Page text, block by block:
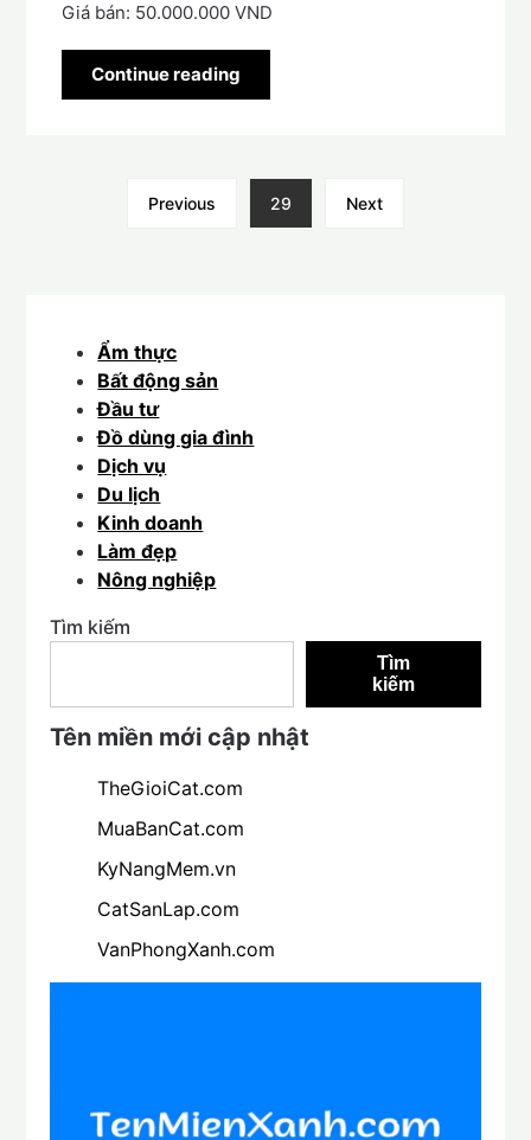
Giá bán: 50.000.000 VND
Continue reading
Previous 29 Next
Ẩm thực
Bất động sản
Đầu tư
Đồ dùng gia đình
Dịch vụ
Du lịch
Kinh doanh
Làm đẹp
Nông nghiệp
Tìm kiếm
Tìm
kiếm
Tên miền mới cập nhật
TheGioiCat.com
MuaBanCat.com
KyNangMem.vn
CatSanLap.com
VanPhongXanh.com